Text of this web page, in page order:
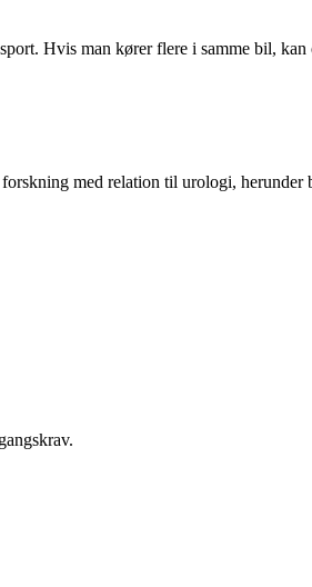
Hvis man kører flere i samme bil,
med relation til urologi,